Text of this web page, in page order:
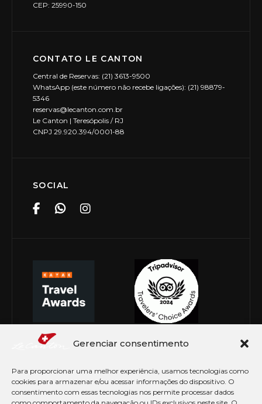
Gerenciar consentimento
Para proporcionar uma melhor experiência, usamos tecnologias como
cookies para armazenar e/ou acessar informações do dispositivo. O
consentimento com essas tecnologias nos permite processar dados
CEP: 25990-150
CONTATO LE CANTON
Central de Reservas: (21) 3613-9500
WhatsApp (este número não recebe ligações): (21) 98879-
5346
reservas@lecanton.com.br
Le Canton | Teresópolis / RJ
CNPJ 29.920.394/0001-88
SOCIAL